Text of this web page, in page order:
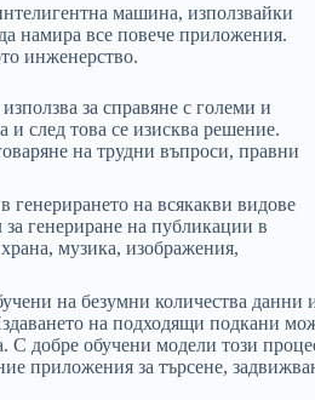
машина, използвайки
намира все повече приложения.
инженерство.
за справяне с големи и
след това се изисква решение.
на трудни въпроси, правни
генерирането на всякакви видове
генериране на публикации в
музика, изображения,
на безумни количества данни
на подходящи подкани
С добре обучени модели този
приложения за търсене,